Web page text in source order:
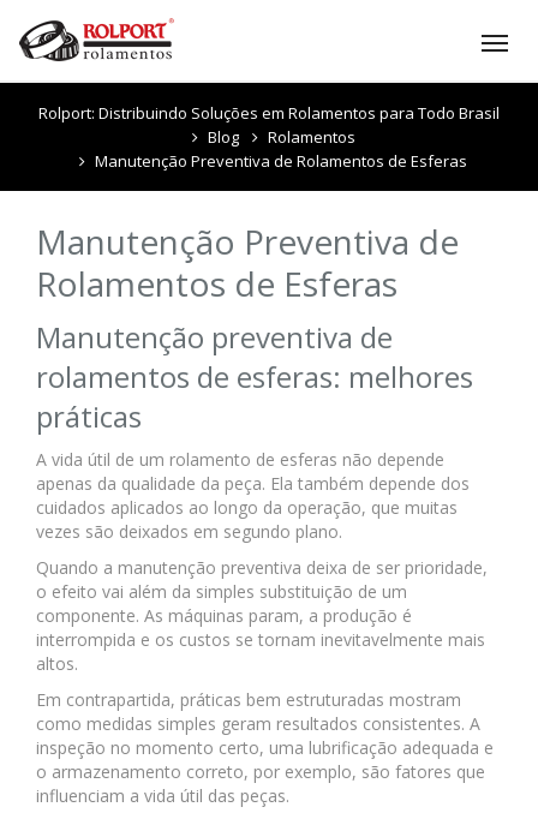
Rolport: Distribuindo Soluções em Rolamentos para Todo Brasil
Blog
Rolamentos
Manutenção Preventiva de Rolamentos de Esferas
Manutenção Preventiva de
Rolamentos de Esferas
Manutenção preventiva de
rolamentos de esferas: melhores
práticas
A vida útil de um rolamento de esferas não depende
apenas da qualidade da peça. Ela também depende dos
cuidados aplicados ao longo da operação, que muitas
vezes são deixados em segundo plano.
Quando a manutenção preventiva deixa de ser prioridade,
o efeito vai além da simples substituição de um
componente. As máquinas param, a produção é
interrompida e os custos se tornam inevitavelmente mais
altos.
Em contrapartida, práticas bem estruturadas mostram
como medidas simples geram resultados consistentes. A
inspeção no momento certo, uma lubrificação adequada e
o armazenamento correto, por exemplo, são fatores que
influenciam a vida útil das peças.